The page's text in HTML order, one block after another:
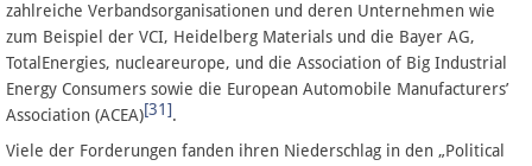
zahlreiche Verbandsorganisationen und deren Unternehmen wie
zum Beispiel der VCI, Heidelberg Materials und die Bayer AG,
TotalEnergies, nucleareurope, und die Association of Big Industrial
Energy Consumers sowie die European Automobile Manufacturers’
Association (ACEA)[31].
Viele der Forderungen fanden ihren Niederschlag in den „Political